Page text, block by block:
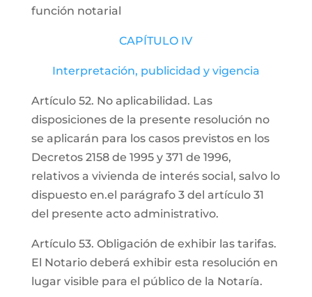
función notarial
CAPÍTULO IV
Interpretación, publicidad y vigencia
Artículo 52. No aplicabilidad. Las
disposiciones de la presente resolución no
se aplicarán para los casos previstos en los
Decretos 2158 de 1995 y 371 de 1996,
relativos a vivienda de interés social, salvo lo
dispuesto en.el parágrafo 3 del artículo 31
del presente acto administrativo.
Artículo 53. Obligación de exhibir las tarifas.
El Notario deberá exhibir esta resolución en
lugar visible para el público de la Notaría.